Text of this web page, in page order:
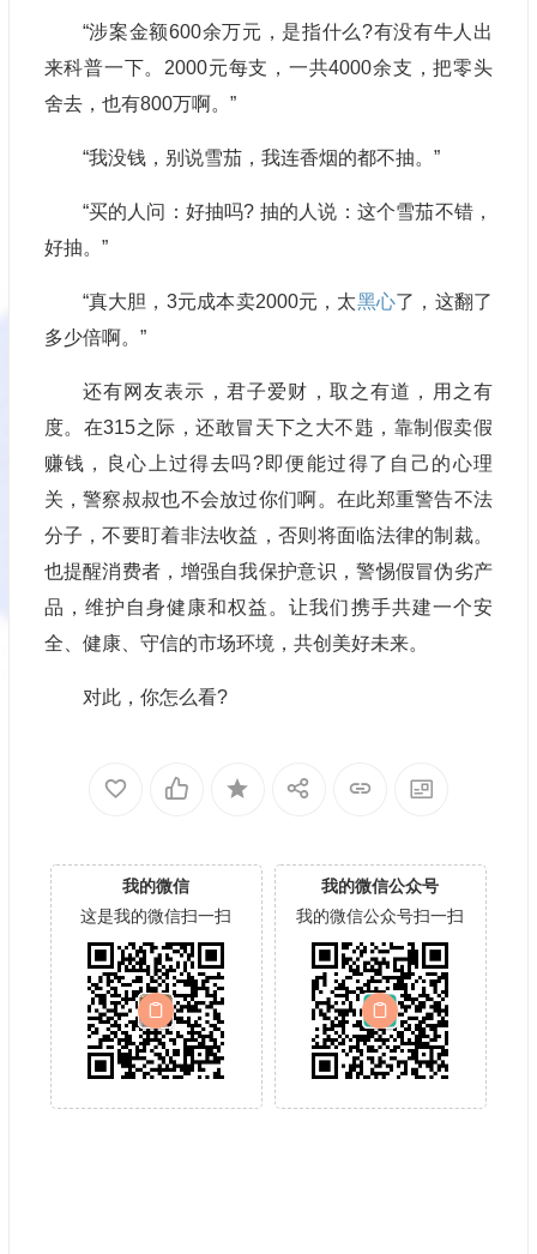
“涉案金额600余万元，是指什么?有没有牛人出
来科普一下。2000元每支，一共4000余支，把零头
舍去，也有800万啊。”
“我没钱，别说雪茄，我连香烟的都不抽。”
“买的人问：好抽吗? 抽的人说：这个雪茄不错，
好抽。”
“真大胆，3元成本卖2000元，太黑心了，这翻了
多少倍啊。”
还有网友表示，君子爱财，取之有道，用之有
度。在315之际，还敢冒天下之大不韪，靠制假卖假
赚钱，良心上过得去吗?即便能过得了自己的心理
关，警察叔叔也不会放过你们啊。在此郑重警告不法
分子，不要盯着非法收益，否则将面临法律的制裁。
也提醒消费者，增强自我保护意识，警惕假冒伪劣产
品，维护自身健康和权益。让我们携手共建一个安
全、健康、守信的市场环境，共创美好未来。
对此，你怎么看?
我的微信
这是我的微信扫一扫
我的微信公众号
我的微信公众号扫一扫